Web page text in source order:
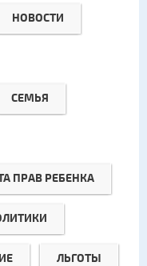
НОВОСТИ
СЕМЬЯ
ПРАВ РЕБЕНКА
ЛЬГОТЫ